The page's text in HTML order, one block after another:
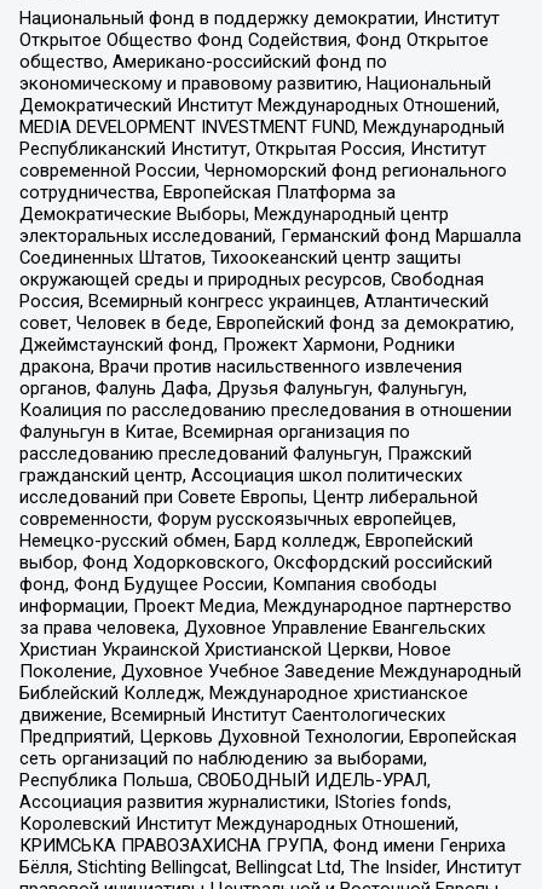
Национальный фонд в поддержку демократии, Институт
Открытое Общество Фонд Содействия, Фонд Открытое
общество, Американо-российский фонд по
экономическому и правовому развитию, Национальный
Демократический Институт Международных Отношений,
MEDIA DEVELOPMENT INVESTMENT FUND, Международный
Республиканский Институт, Открытая Россия, Институт
современной России, Черноморский фонд регионального
сотрудничества, Европейская Платформа за
Демократические Выборы, Международный центр
электоральных исследований, Германский фонд Маршалла
Соединенных Штатов, Тихоокеанский центр защиты
окружающей среды и природных ресурсов, Свободная
Россия, Всемирный конгресс украинцев, Атлантический
совет, Человек в беде, Европейский фонд за демократию,
Джеймстаунский фонд, Прожект Хармони, Родники
дракона, Врачи против насильственного извлечения
органов, Фалунь Дафа, Друзья Фалуньгун, Фалуньгун,
Коалиция по расследованию преследования в отношении
Фалуньгун в Китае, Всемирная организация по
расследованию преследований Фалуньгун, Пражский
гражданский центр, Ассоциация школ политических
исследований при Совете Европы, Центр либеральной
современности, Форум русскоязычных европейцев,
Немецко-русский обмен, Бард колледж, Европейский
выбор, Фонд Ходорковского, Оксфордский российский
фонд, Фонд Будущее России, Компания свободы
информации, Проект Медиа, Международное партнерство
за права человека, Духовное Управление Евангельских
Христиан Украинской Христианской Церкви, Новое
Поколение, Духовное Учебное Заведение Международный
Библейский Колледж, Международное христианское
движение, Всемирный Институт Саентологических
Предприятий, Церковь Духовной Технологии, Европейская
сеть организаций по наблюдению за выборами,
Республика Польша, СВОБОДНЫЙ ИДЕЛЬ-УРАЛ,
Ассоциация развития журналистики, IStories fonds,
Королевский Институт Международных Отношений,
КРИМСЬКА ПРАВОЗАХИСНА ГРУПА, Фонд имени Генриха
Бёлля, Stichting Bellingcat, Bellingcat Ltd, The Insider, Институт